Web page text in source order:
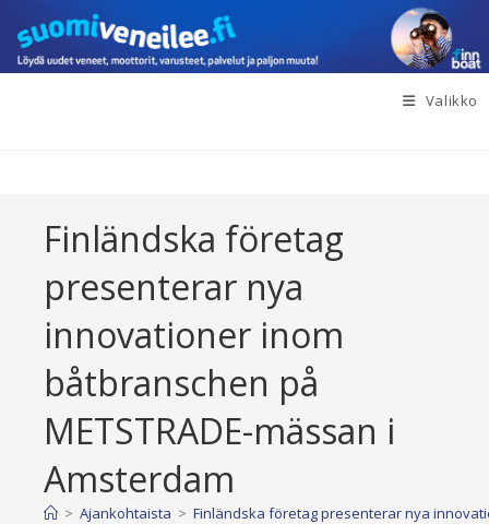
suoraan
sisältöön
Valikko
Finländska företag
presenterar nya
innovationer inom
båtbranschen på
METSTRADE-mässan i
Amsterdam
> Ajankohtaista > Finländska företag presenterar nya